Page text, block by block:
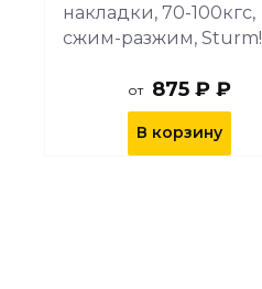
накладки, 70-100кгс,
сжим-разжим, Sturm!
от 875 ₽ ₽
В корзину